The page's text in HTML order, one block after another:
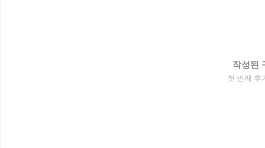
작성된
첫 번째 후